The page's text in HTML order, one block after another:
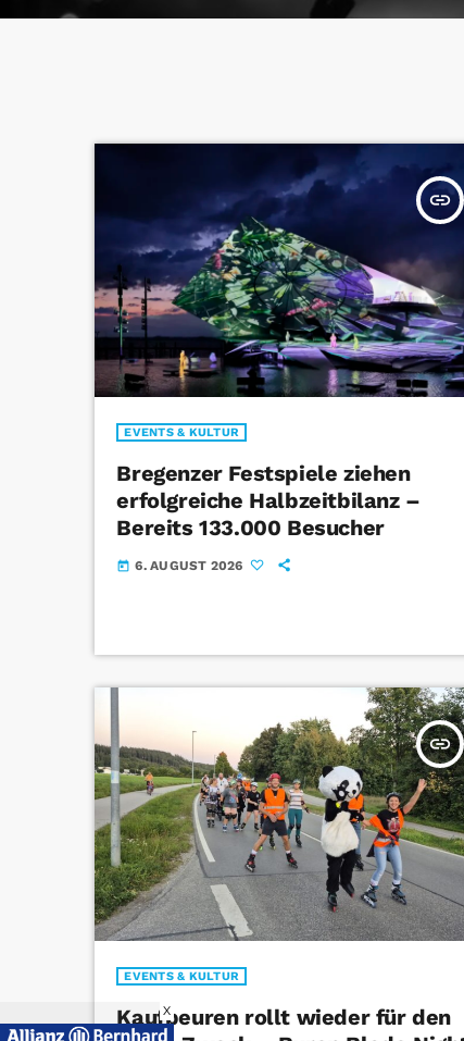
insert_link
EVENTS & KULTUR
Bregenzer Festspiele ziehen
erfolgreiche Halbzeitbilanz –
Bereits 133.000 Besucher
today 6. AUGUST 2026
insert_link
EVENTS & KULTUR
Kaufbeuren rollt wieder für den
X